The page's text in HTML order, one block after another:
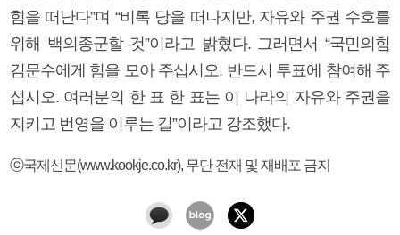
힘을 떠난다”며 “비록 당을 떠나지만, 자유와 주권 수호를
위해 백의종군할 것”이라고 밝혔다. 그러면서 “국민의힘
김문수에게 힘을 모아 주십시오. 반드시 투표에 참여해 주
십시오. 여러분의 한 표 한 표는 이 나라의 자유와 주권을
지키고 번영을 이루는 길”이라고 강조했다.
ⓒ국제신문(www.kookje.co.kr), 무단 전재 및 재배포 금지